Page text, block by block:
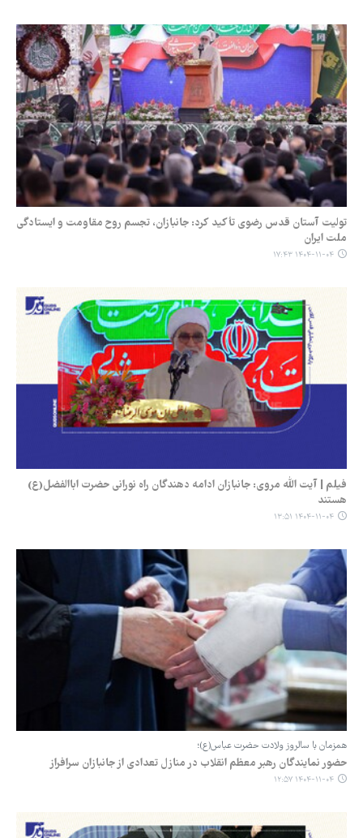
تولیت آستان قدس رضوی تأکید کرد: جانبازان، تجسم روح مقاومت و ایستادگی
ملت ایران
۱۴۰۴-۱۱-۰۴ ۱۷:۴۳
فیلم | آیت الله مروی: جانبازان ادامه دهندگان راه نورانی حضرت اباالفضل(ع)
هستند
۱۴۰۴-۱۱-۰۴ ۱۳:۵۱
همزمان با سالروز ولادت حضرت عباس(ع)؛
حضور نمایندگان رهبر معظم انقلاب در منازل تعدادی از جانبازان سرافراز
۱۴۰۴-۱۱-۰۴ ۱۲:۵۷